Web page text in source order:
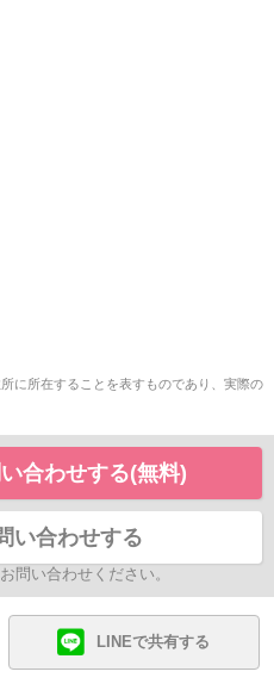
に所在することを表すものであり、実際の
合わせする(無料)
い合わせする
問い合わせください。
LINEで共有する